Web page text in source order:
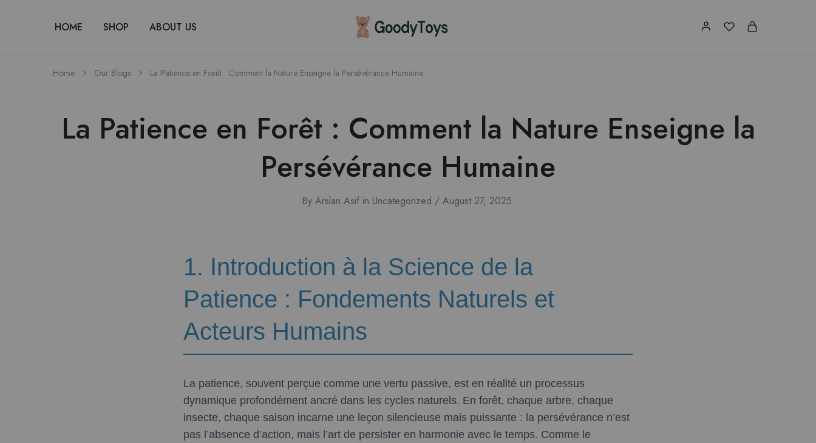
HOME SHOP ABOUT US Children
Toys
Home Our Blogs La Patience en Forêt : Comment la Nature Enseigne la Persévérance Humaine
La Patience en Forêt : Comment la Nature Enseigne la
Persévérance Humaine
By Arslan Asif in Uncategorized August 27, 2025
1. Introduction à la Science de la
Patience : Fondements Naturels et
Acteurs Humains
La patience, souvent perçue comme une vertu passive, est en réalité un processus
dynamique profondément ancré dans les cycles naturels. En forêt, chaque arbre, chaque
insecte, chaque saison incarne une leçon silencieuse mais puissante : la persévérance n’est
pas l’absence d’action, mais l’art de persister en harmonie avec le temps. Comme le